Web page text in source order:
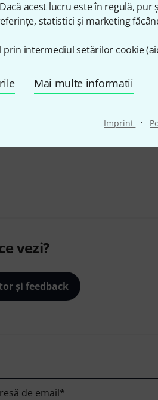
acest lucru este în regulă, pur
statistici și marketing
intermediul setărilor cookie (
Mai multe informatii
Imprint ·
Lollar
LOTUS
Luna Guitars
vezi?
și feedback
de email*